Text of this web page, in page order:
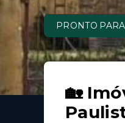
PRONTO
🏡